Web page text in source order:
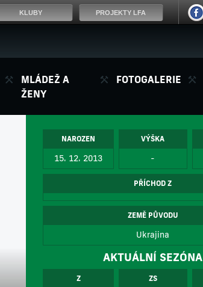
MLÁDEŽ A
ŽENY
FOTOGALERIE
NAROZEN
15. 12. 2013
VÝŠKA
-
PŘÍCHOD Z
ZEMĚ PŮVODU
Ukrajina
AKTUÁLNÍ SEZÓNA
Z ZS
KLUBY PROJEKTY LFA